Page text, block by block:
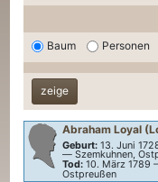
Baum Personen
AbrahamLoyal
Geburt: 13. Juni
—Szemkuhnen,
Tod: 10. März 1789
Ostpreußen